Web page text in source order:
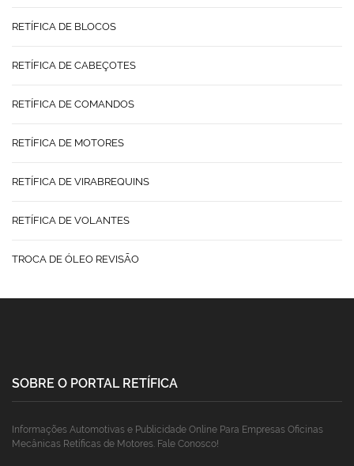
RETÍFICA DE BLOCOS
RETÍFICA DE CABEÇOTES
RETÍFICA DE COMANDOS
RETÍFICA DE MOTORES
RETÍFICA DE VIRABREQUINS
RETÍFICA DE VOLANTES
TROCA DE ÓLEO REVISÃO
SOBRE O PORTAL RETÍFICA
Informações Automotivas e Publicidade Online Para Empresas Oficinas
Mecânicas Retíficas de Motores. Fale Conosco!